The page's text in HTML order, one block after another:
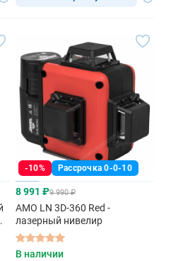
-10% Рассрочка 0-0-10
8 991 ₽9 990 ₽
AMO LN 3D-360 Red -
лазерный нивелир
В наличии